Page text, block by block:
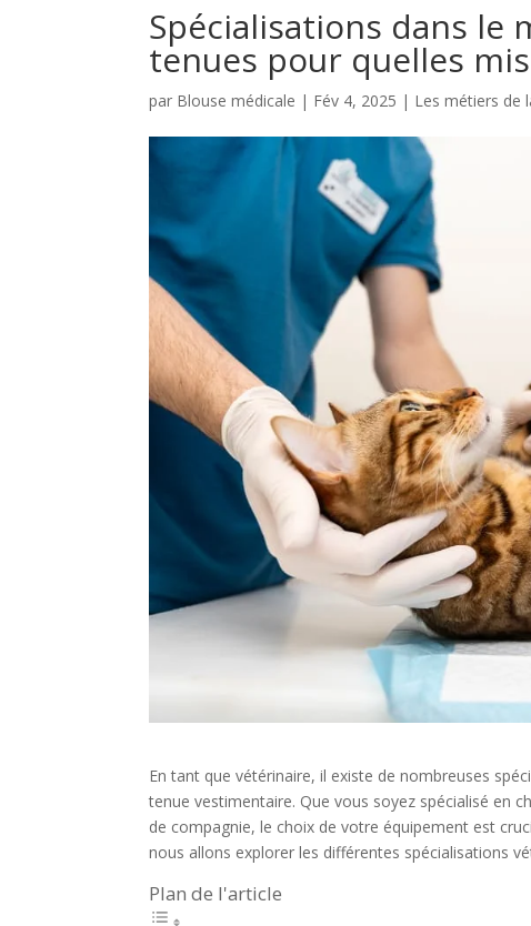
Spécialisations dans le
tenues pour quelles
par Blouse médicale | Fév 4, 2025 | Les métiers de
En tant que vétérinaire, il existe de nombreuses
tenue vestimentaire. Que vous soyez spécialisé en
de compagnie, le choix de votre équipement est
nous allons explorer les différentes spécialisations
Plan de l'article